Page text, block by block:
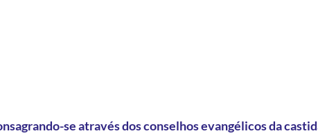
se através dos conselhos evangélicos da